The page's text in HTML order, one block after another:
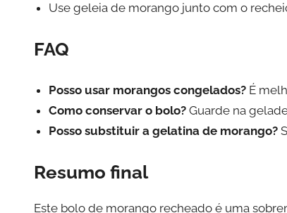
Use geleia de morango junto com o
FAQ
Posso usar morangos congelados? É
Como conservar o bolo? Guarde na
Posso substituir a gelatina de morango?
Resumo final
Este bolo de morango recheado é uma